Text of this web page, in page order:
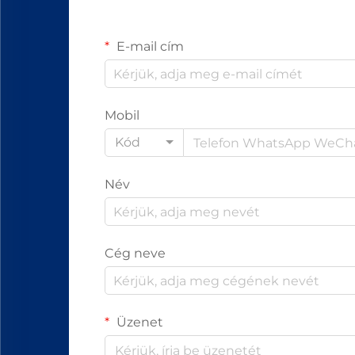
E-mail cím
Mobil
Kód
Név
Cég neve
Üzenet